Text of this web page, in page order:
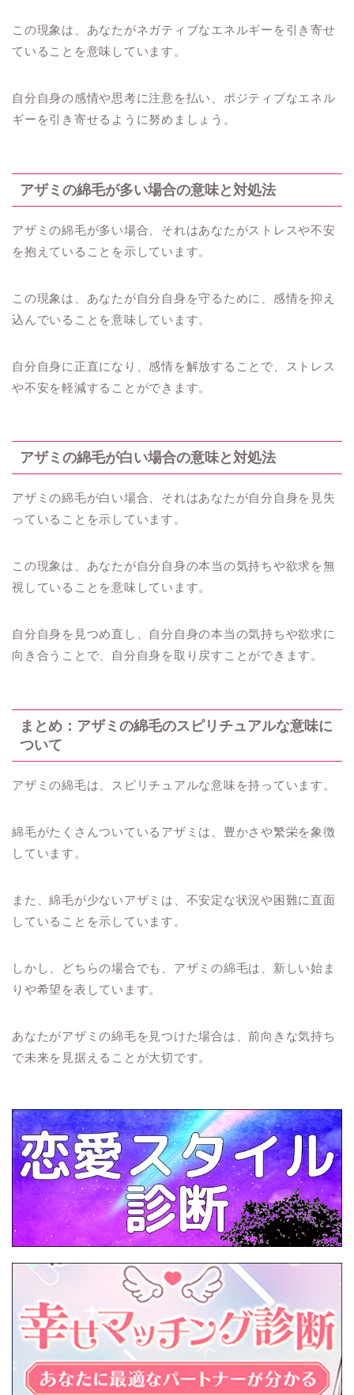
この現象は、あなたがネガティブなエネルギーを引き寄せ
ていることを意味しています。
自分自身の感情や思考に注意を払い、ポジティブなエネル
ギーを引き寄せるように努めましょう。
アザミの綿毛が多い場合の意味と対処法
アザミの綿毛が多い場合、それはあなたがストレスや不安
を抱えていることを示しています。
この現象は、あなたが自分自身を守るために、感情を抑え
込んでいることを意味しています。
自分自身に正直になり、感情を解放することで、ストレス
や不安を軽減することができます。
アザミの綿毛が白い場合の意味と対処法
アザミの綿毛が白い場合、それはあなたが自分自身を見失
っていることを示しています。
この現象は、あなたが自分自身の本当の気持ちや欲求を無
視していることを意味しています。
自分自身を見つめ直し、自分自身の本当の気持ちや欲求に
向き合うことで、自分自身を取り戻すことができます。
まとめ：アザミの綿毛のスピリチュアルな意味に
ついて
アザミの綿毛は、スピリチュアルな意味を持っています。
綿毛がたくさんついているアザミは、豊かさや繁栄を象徴
しています。
また、綿毛が少ないアザミは、不安定な状況や困難に直面
していることを示しています。
しかし、どちらの場合でも、アザミの綿毛は、新しい始ま
りや希望を表しています。
あなたがアザミの綿毛を見つけた場合は、前向きな気持ち
で未来を見据えることが大切です。